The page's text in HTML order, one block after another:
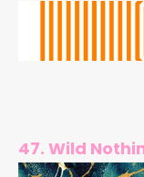
47. Wild